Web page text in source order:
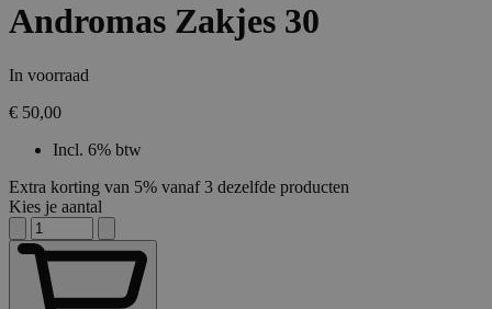
Andromas Zakjes 30
In voorraad
€ 50,00
Incl. 6% btw
Extra korting van 5% vanaf 3 dezelfde producten
Kies je aantal